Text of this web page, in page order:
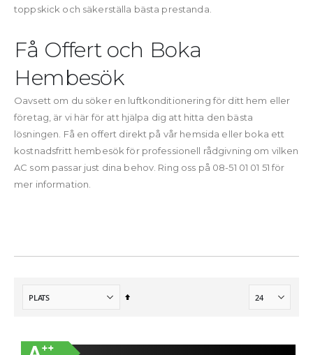
toppskick och säkerställa bästa prestanda.
Få Offert och Boka
Hembesök
Oavsett om du söker en luftkonditionering för ditt hem eller
företag, är vi här för att hjälpa dig att hitta den bästa
lösningen. Få en offert direkt på vår hemsida eller boka ett
kostnadsfritt hembesök för professionell rådgivning om vilken
AC som passar just dina behov. Ring oss på 08-51 01 01 51 för
mer information.
Sätt